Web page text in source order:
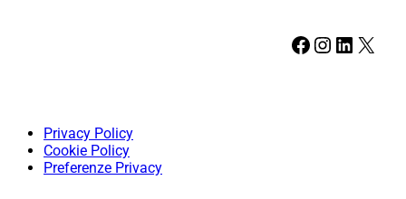
Facebook Instagram LinkedIn X
Privacy Policy
Cookie Policy
Preferenze Privacy